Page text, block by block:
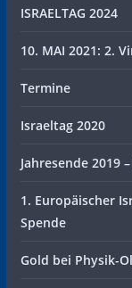
ISRAELTAG 2024
10. MAI 2021: 2.
Termine
Israeltag 2020
Jahresende 2019
1. Europäischer
Spende
Gold bei Physik-